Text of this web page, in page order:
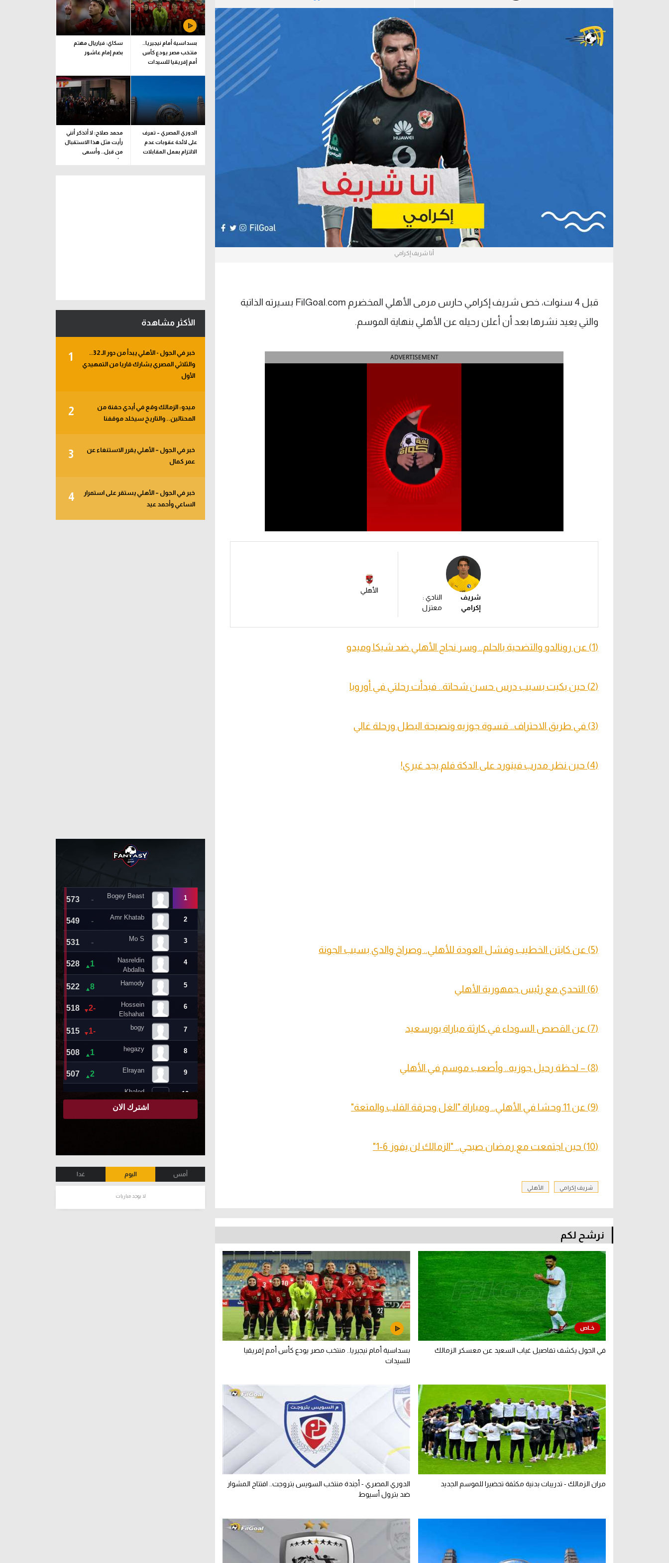
الدوري السعودي للمحترفين
دوري أبطال إفريقيا
آسيا
أمريكا
ركن الألعاب
أنا شريف إكرامي
قبل 4 سنوات، خص شريف إكرامي حارس مرمى الأهلي المخضرم FilGoal.com بسيرته الذاتية
والتي يعيد نشرها بعد أن أعلن رحيله عن الأهلي بنهاية الموسم.
ADVERTISEMENT
شريف
إكرامي
النادي :
معتزل
الأهلي
(1) عن رونالدو والتضحية بالحلم.. وسر نجاح الأهلي ضد شيكا وميدو
(2) حين بكيت بسبب درس حسن شحاتة.. فبدأت رحلتي في أوروبا
(3) في طريق الاحتراف.. قسوة جوزيه ونصيحة البطل ورحلة غالي
(4) حين نظر مدرب فينورد على الدكة فلم يجد غيري!
(5) عن كابتن الخطيب وفشل العودة للأهلي.. وصراخ والدي بسبب الجونة
(6) التحدي مع رئيس جمهورية الأهلي
(7) عن القصص السوداء في كارثة مباراة بورسعيد
(8) – لحظة رحيل جوزيه.. وأصعب موسم في الأهلي
(9) عن 11 وحشا في الأهلي.. ومباراة "الغل وحرقة القلب والمتعة"
(10) حين اجتمعت مع رمضان صبحي.. "الزمالك لن يفوز 6-1"
شريف إكرامي الأهلي
نرشح لكم
في الجول يكشف تفاصيل غياب السعيد عن معسكر الزمالك
بسداسية أمام نيجيريا.. منتخب مصر يودع كأس أمم إفريقيا
للسيدات
مران الزمالك - تدريبات بدنية مكثفة تحضيرا للموسم الجديد
الدوري المصري - أجندة منتخب السويس بتروجت.. افتتاح المشوار
ضد بترول أسيوط
بسداسية أمام نيجيريا..
منتخب مصر يودع كأس
أمم إفريقيا للسيدات
سكاي: فياريال مهتم
بضم إمام عاشور
الدوري المصري – تعرف
على لائحة عقوبات عدم
الالتزام بعمل المقابلات
محمد صلاح: لا أتذكر أنني
رأيت مثل هذا الاستقبال
من قبل.. وأسعى
للألقاب مع الفريق
الأكثر مشاهدة
1
خبر في الجول - الأهلي يبدأ من دور الـ 32..
والثلاثي المصري يشارك قاريا من التمهيدي
الأول
2
ميدو: الزمالك وقع في أيدي حفنة من
المحتالين.. والتاريخ سيخلد موقفنا
3
خبر في الجول – الأهلي يقرر الاستنغاء عن
عمر كمال
4
خبر في الجول – الأهلي يستقر على استمرار
الساعي وأحمد عيد
أمس اليوم غدا
لا يوجد مباريات